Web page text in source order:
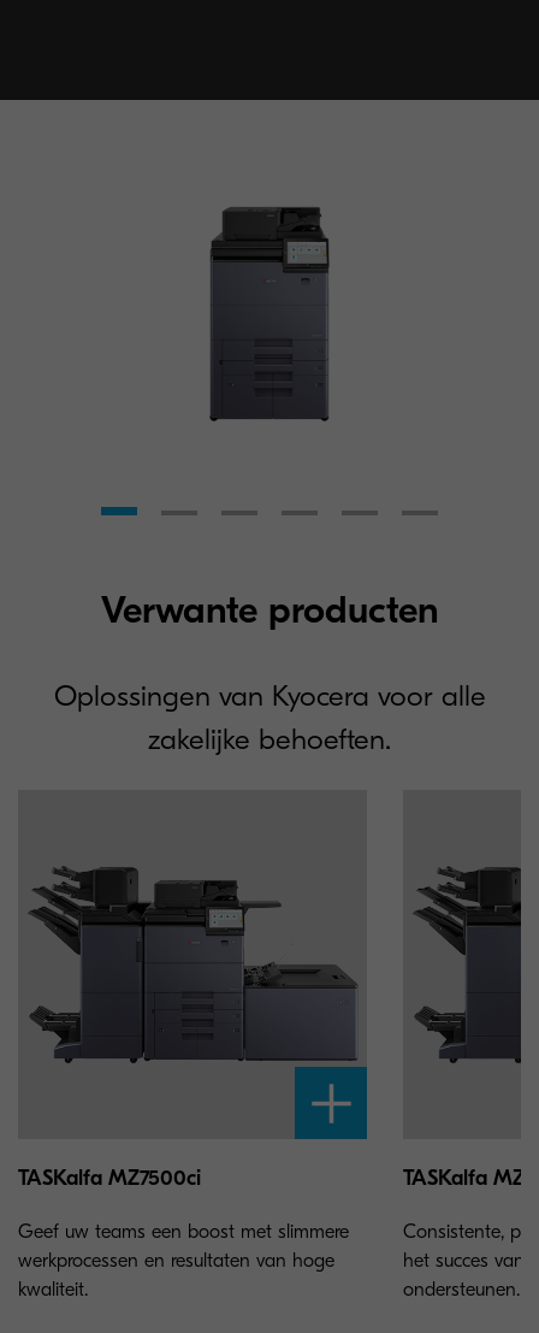
Verwante producten
Oplossingen van Kyocera voor alle
zakelijke behoeften.
TASKalfa MZ7500ci
Geef uw teams een boost met slimmere
werkprocessen en resultaten van hoge
kwaliteit.
TASKalfa
Consistente,
het succes van
ondersteunen.